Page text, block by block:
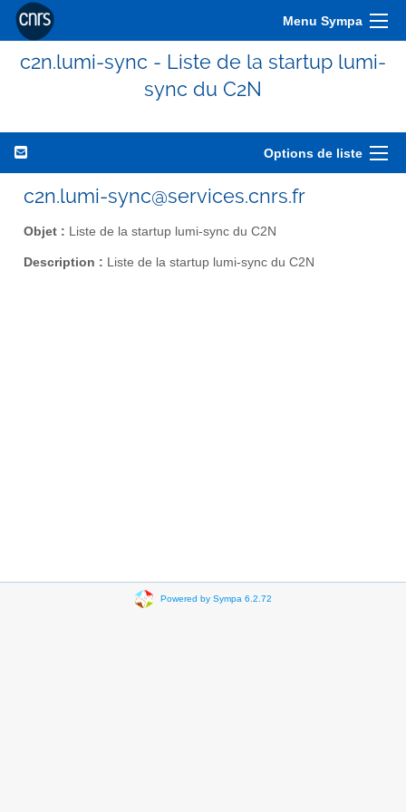
Menu Sympa
c2n.lumi-sync - Liste de la startup lumi-
sync du C2N
Options de liste
c2n.lumi-sync@services.cnrs.fr
Objet : Liste de la startup lumi-sync du C2N
Description : Liste de la startup lumi-sync du C2N
Powered by Sympa 6.2.72